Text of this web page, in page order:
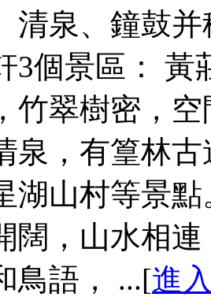
清泉、鐘鼓
3個景區： 黃
竹翠樹密，
泉，有篁林
湖山村等景
闊，山水相
鳥語， ...[進